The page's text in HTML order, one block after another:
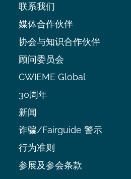
联系我们
媒体合作伙伴
协会与知识合作伙伴
顾问委员会
CWIEME Global
30周年
新闻
诈骗/Fairguide 警示
行为准则
参展及参会条款